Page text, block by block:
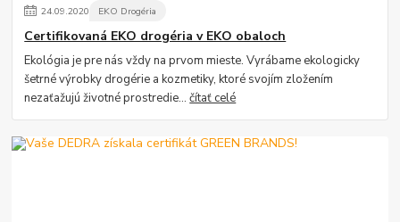
24.09.2020 EKO Drogéria
Certifikovaná EKO drogéria v EKO obaloch
Ekológia je pre nás vždy na prvom mieste. Vyrábame ekologicky
šetrné výrobky drogérie a kozmetiky, ktoré svojím zložením
nezaťažujú životné prostredie...čítať celé